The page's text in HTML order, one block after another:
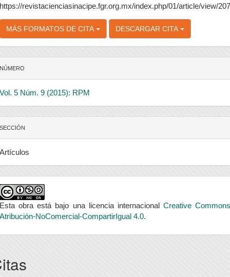
https://revistacienciasinacipe.fgr.org.mx/index.php/01/article/view/207
MÁS FORMATOS DE CITA DESCARGAR CITA
NÚMERO
Vol. 5 Núm. 9 (2015): RPM
SECCIÓN
Artículos
Esta obra está bajo una licencia internacional Creative Commons
Atribución-NoComercial-CompartirIgual 4.0.